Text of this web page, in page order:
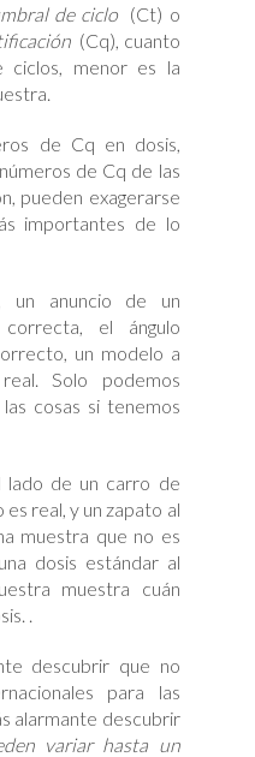
de ciclo (Ct) o
(Cq), cuanto
ciclos, menor es la
de Cq en dosis,
de Cq de las
pueden exagerarse
importantes de lo
un anuncio de un
el ángulo
un modelo a
Solo podemos
cosas si tenemos
lado de un carro de
real, y un zapato al
muestra que no es
dosis estándar al
muestra cuán
.
descubrir que no
para las
alarmante descubrir
variar hasta un